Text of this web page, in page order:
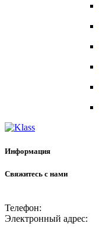
Информация
Свяжитесь с нами
Телефон:
Электронный адрес: